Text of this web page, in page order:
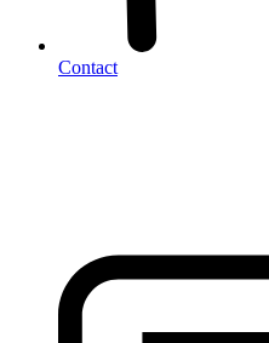
Contact